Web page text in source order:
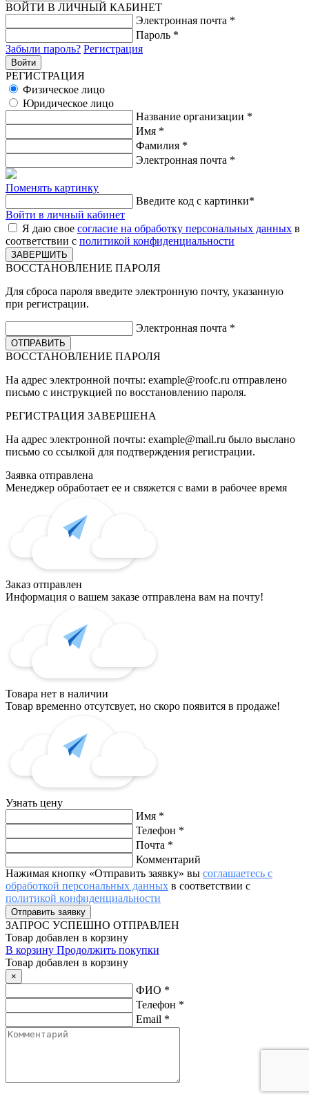
ВОЙТИ В ЛИЧНЫЙ КАБИНЕТ
Электронная почта *
Пароль *
Забыли пароль? Регистрация
РЕГИСТРАЦИЯ
Физическое лицо
Юридическое лицо
Название организации *
Имя *
Фамилия *
Электронная почта *
Поменять картинку
Введите код с картинки*
Войти в личный кабинет
Я даю свое согласие на обработку персональных данных в
соответствии с политикой конфиденциальности
ВОССТАНОВЛЕНИЕ ПАРОЛЯ
Для сброса пароля введите электронную почту, указанную
при регистрации.
Электронная почта *
ВОССТАНОВЛЕНИЕ ПАРОЛЯ
На адрес электронной почты: example@roofc.ru отправлено
письмо с инструкцией по восстановлению пароля.
РЕГИСТРАЦИЯ ЗАВЕРШЕНА
На адрес электронной почты: example@mail.ru было выслано
письмо со ссылкой для подтверждения регистрации.
Заявка отправлена
Менеджер обработает ее и свяжется с вами в рабочее время
Заказ отправлен
Информация о вашем заказе отправлена вам на почту!
Товара нет в наличии
Товар временно отсутсвует, но скоро появится в продаже!
Узнать цену
Имя *
Телефон *
Почта *
Комментарий
Нажимая кнопку «Отправить заявку» вы соглашаетесь с
обработкой персональных данных в соответствии с
политикой конфиденциальности
ЗАПРОС УСПЕШНО ОТПРАВЛЕН
Товар добавлен в корзину
В корзину Продолжить покупки
Товар добавлен в корзину
×
ФИО *
Телефон *
Email *